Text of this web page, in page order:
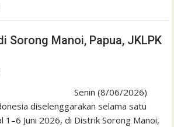
Sorong Manoi, Papua, JKLPK
Senin (8/06/2026)
diselenggarakan selama satu
1–6 Juni 2026, di Distrik Sorong Manoi,